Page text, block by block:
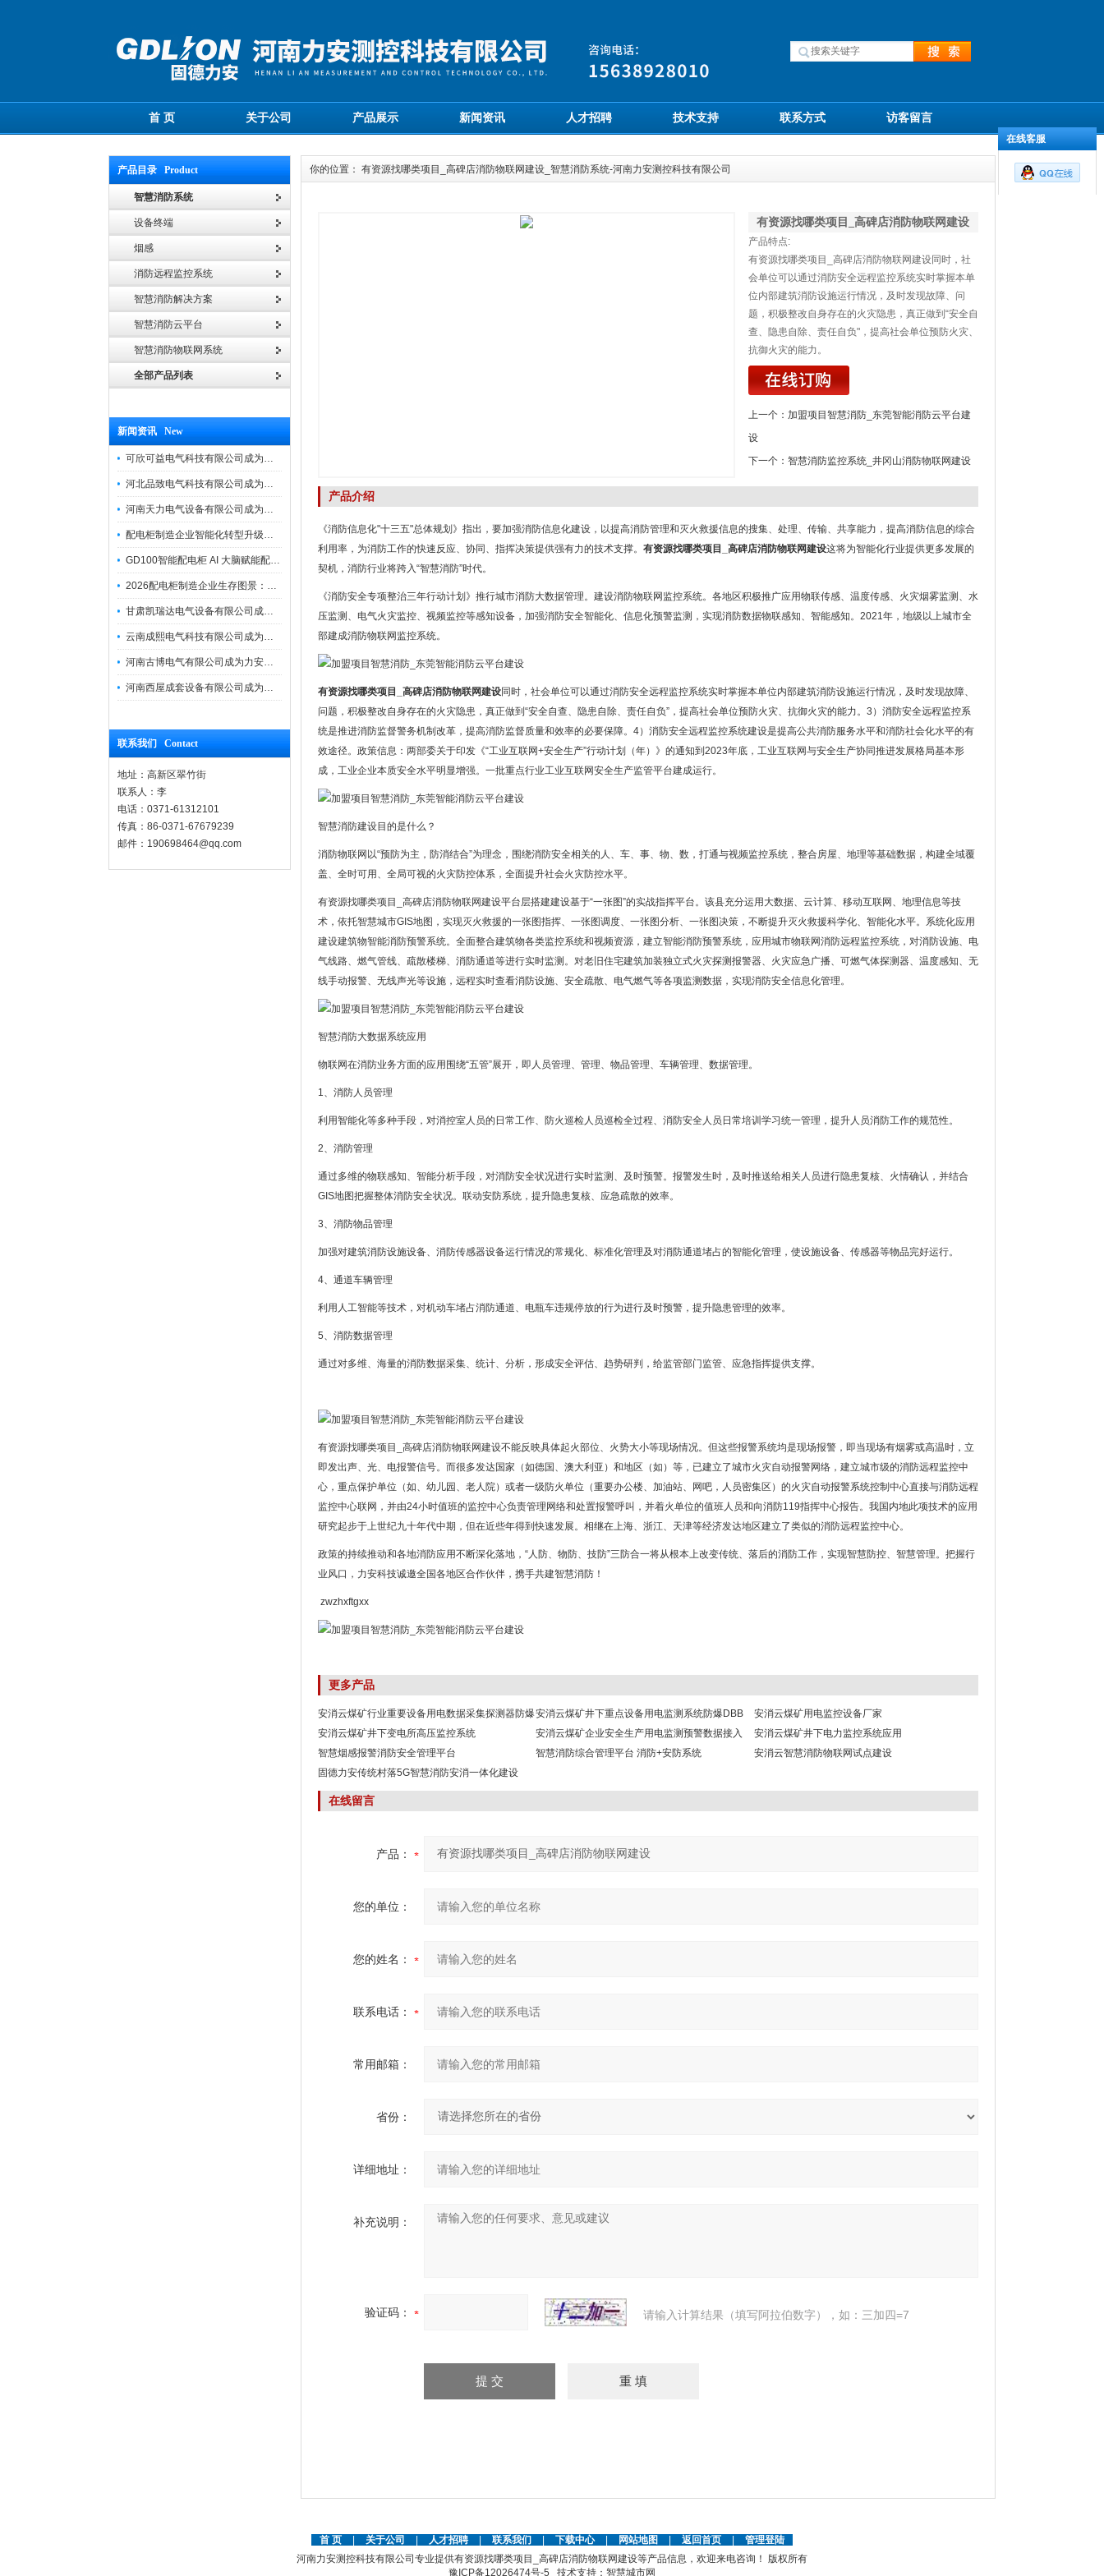
首 页 关于公司 产品展示 新闻资讯 人才招聘 技术支持 联系方式 访客留言
产品目录 Product
智慧消防系统
设备终端
烟感
消防远程监控系统
智慧消防解决方案
智慧消防云平台
智慧消防物联网系统
全部产品列表
新闻资讯 New
可欣可益电气科技有限公司成为力安电易云战略合作伙伴，共创智能配电新未来
河北品致电气科技有限公司成为力安电易云战略合作伙伴，共创智能配电新未来
河南天力电气设备有限公司成为力安电易云战略合作伙伴，共创智能配电新未来
配电柜制造企业智能化转型升级研讨会在力安成功举办
GD100智能配电柜 AI 大脑赋能配电柜制造企业高压一键顺控！
2026配电柜制造企业生存图景：市场、政策与智能化转型路径
甘肃凯瑞达电气设备有限公司成为电易云战略合作伙伴，共创智能配电新未来
云南成熙电气科技有限公司成为力安电易云战略合作伙伴，共创智能配电新未来
河南古博电气有限公司成为力安电易云战略合作伙伴，共创智能配电新未来！
河南西屋成套设备有限公司成为力安电易云战略合作伙伴，共创智能配电新未来
联系我们 Contact
地址：高新区翠竹街
联系人：李
电话：0371-61312101
传真：86-0371-67679239
邮件：190698464@qq.com
你的位置： 有资源找哪类项目_高碑店消防物联网建设_智慧消防系统-河南力安测控科技有限公司
有资源找哪类项目_高碑店消防物联网建设
产品特点:
有资源找哪类项目_高碑店消防物联网建设同时，社
会单位可以通过消防安全远程监控系统实时掌握本单
位内部建筑消防设施运行情况，及时发现故障、问
题，积极整改自身存在的火灾隐患，真正做到“安全自
查、隐患自除、责任自负"，提高社会单位预防火灾、
抗御火灾的能力。
上一个： 加盟项目智慧消防_东莞智能消防云平台建
设
下一个： 智慧消防监控系统_井冈山消防物联网建设
产品介绍
《消防信息化"十三五"总体规划》指出，要加强消防信息化建设，以提高消防管理和灭火救援信息的搜集、处理、传输、共享能力，提高消防信息的综合
利用率，为消防工作的快速反应、协同、指挥决策提供强有力的技术支撑。 有资源找哪类项目_高碑店消防物联网建设这将为智能化行业提供更多发展的
契机，消防行业将跨入“智慧消防”时代。
《消防安全专项整治三年行动计划》推行城市消防大数据管理。建设消防物联网监控系统。各地区积极推广应用物联传感、温度传感、火灾烟雾监测、水
压监测、电气火灾监控、视频监控等感知设备，加强消防安全智能化、信息化预警监测，实现消防数据物联感知、智能感知。2021年，地级以上城市全
部建成消防物联网监控系统。
有资源找哪类项目_高碑店消防物联网建设同时，社会单位可以通过消防安全远程监控系统实时掌握本单位内部建筑消防设施运行情况，及时发现故障、
问题，积极整改自身存在的火灾隐患，真正做到“安全自查、隐患自除、责任自负”，提高社会单位预防火灾、抗御火灾的能力。3）消防安全远程监控系
统是推进消防监督警务机制改革，提高消防监督质量和效率的必要保障。4）消防安全远程监控系统建设是提高公共消防服务水平和消防社会化水平的有
效途径。政策信息：两部委关于印发《“工业互联网+安全生产”行动计划（年）》的通知到2023年底，工业互联网与安全生产协同推进发展格局基本形
成，工业企业本质安全水平明显增强。一批重点行业工业互联网安全生产监管平台建成运行。
智慧消防建设目的是什么？
消防物联网以“预防为主，防消结合”为理念，围绕消防安全相关的人、车、事、物、数，打通与视频监控系统，整合房屋、地理等基础数据，构建全域覆
盖、全时可用、全局可视的火灾防控体系，全面提升社会火灾防控水平。
有资源找哪类项目_高碑店消防物联网建设平台层搭建建设基于“一张图”的实战指挥平台。该县充分运用大数据、云计算、移动互联网、地理信息等技
术，依托智慧城市GIS地图，实现灭火救援的一张图指挥、一张图调度、一张图分析、一张图决策，不断提升灭火救援科学化、智能化水平。系统化应用
建设建筑物智能消防预警系统。全面整合建筑物各类监控系统和视频资源，建立智能消防预警系统，应用城市物联网消防远程监控系统，对消防设施、电
气线路、燃气管线、疏散楼梯、消防通道等进行实时监测。对老旧住宅建筑加装独立式火灾探测报警器、火灾应急广播、可燃气体探测器、温度感知、无
线手动报警、无线声光等设施，远程实时查看消防设施、安全疏散、电气燃气等各项监测数据，实现消防安全信息化管理。
智慧消防大数据系统应用
物联网在消防业务方面的应用围绕“五管”展开，即人员管理、管理、物品管理、车辆管理、数据管理。
1、消防人员管理
利用智能化等多种手段，对消控室人员的日常工作、防火巡检人员巡检全过程、消防安全人员日常培训学习统一管理，提升人员消防工作的规范性。
2、消防管理
通过多维的物联感知、智能分析手段，对消防安全状况进行实时监测、及时预警。报警发生时，及时推送给相关人员进行隐患复核、火情确认，并结合
GIS地图把握整体消防安全状况。联动安防系统，提升隐患复核、应急疏散的效率。
3、消防物品管理
加强对建筑消防设施设备、消防传感器设备运行情况的常规化、标准化管理及对消防通道堵占的智能化管理，使设施设备、传感器等物品完好运行。
4、通道车辆管理
利用人工智能等技术，对机动车堵占消防通道、电瓶车违规停放的行为进行及时预警，提升隐患管理的效率。
5、消防数据管理
通过对多维、海量的消防数据采集、统计、分析，形成安全评估、趋势研判，给监管部门监管、应急指挥提供支撑。
有资源找哪类项目_高碑店消防物联网建设不能反映具体起火部位、火势大小等现场情况。但这些报警系统均是现场报警，即当现场有烟雾或高温时，立
即发出声、光、电报警信号。而很多发达国家（如德国、澳大利亚）和地区（如）等，已建立了城市火灾自动报警网络，建立城市级的消防远程监控中
心，重点保护单位（如、幼儿园、老人院）或者一级防火单位（重要办公楼、加油站、网吧，人员密集区）的火灾自动报警系统控制中心直接与消防远程
监控中心联网，并由24小时值班的监控中心负责管理网络和处置报警呼叫，并着火单位的值班人员和向消防119指挥中心报告。我国内地此项技术的应用
研究起步于上世纪九十年代中期，但在近些年得到快速发展。相继在上海、浙江、天津等经济发达地区建立了类似的消防远程监控中心。
政策的持续推动和各地消防应用不断深化落地，“人防、物防、技防”三防合一将从根本上改变传统、落后的消防工作，实现智慧防控、智慧管理。把握行
业风口，力安科技诚邀全国各地区合作伙伴，携手共建智慧消防！
zwzhxftgxx
更多产品
安消云煤矿行业重要设备用电数据采集探测器防爆安消云煤矿井下重点设备用电监测系统防爆DBB
安消云煤矿用电监控设备厂家
安消云煤矿井下变电所高压监控系统
安消云煤矿企业安全生产用电监测预警数据接入
安消云煤矿井下电力监控系统应用
智慧烟感报警消防安全管理平台
智慧消防综合管理平台 消防+安防系统
安消云智慧消防物联网试点建设
固德力安传统村落5G智慧消防安消一体化建设
在线留言
产品：
您的单位：
您的姓名：
联系电话：
常用邮箱：
省份：
详细地址：
补充说明：
验证码： 请输入计算结果（填写阿拉伯数字），如：三加四=7
首 页 关于公司 人才招聘 联系我们 下载中心 网站地图 返回首页
管理登陆
河南力安测控科技有限公司专业提供有资源找哪类项目_高碑店消防物联网建设等产品信息，欢迎来电咨询！
版权所有
豫ICP备12026474号-5 技术支持： 智慧城市网
在线客服